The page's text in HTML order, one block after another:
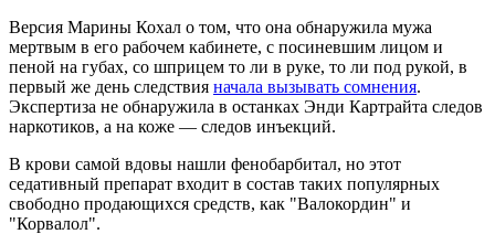
Версия Марины Кохал о том, что она обнаружила мужа
мертвым в его рабочем кабинете, с посиневшим лицом и
пеной на губах, со шприцем то ли в руке, то ли под рукой, в
первый же день следствия начала вызывать сомнения.
Экспертиза не обнаружила в останках Энди Картрайта следов
наркотиков, а на коже — следов инъекций.
В крови самой вдовы нашли фенобарбитал, но этот
седативный препарат входит в состав таких популярных
свободно продающихся средств, как "Валокордин" и
"Корвалол".